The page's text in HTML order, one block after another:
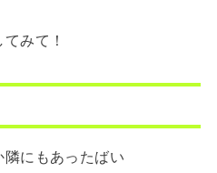
みて！
にもあったばい